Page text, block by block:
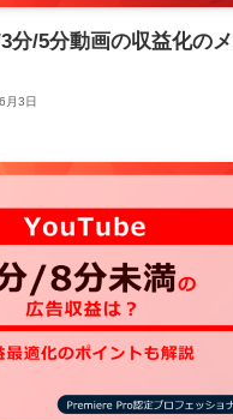
3分/5分動画の収益化の
月3日